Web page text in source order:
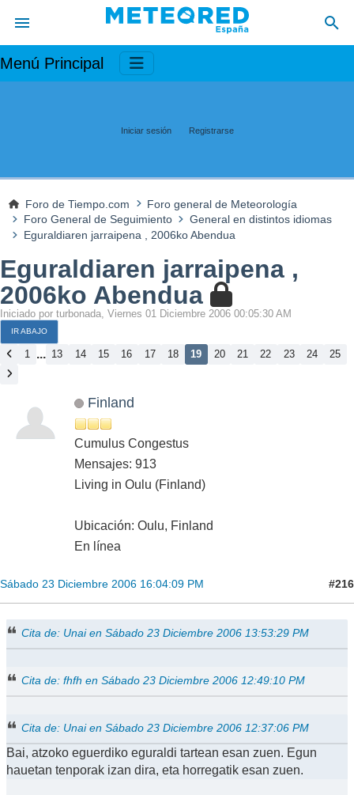
Menú Principal
Iniciar sesión Registrarse
Foro de Tiempo.com
Foro general de Meteorología
Foro General de Seguimiento
General en distintos idiomas
Eguraldiaren jarraipena , 2006ko Abendua
Eguraldiaren jarraipena ,
2006ko Abendua
Iniciado por turbonada, Viernes 01 Diciembre 2006 00:05:30 AM
IR ABAJO
1 ... 13 14 15 16 17 18 19 20 21 22 23 24 25
Finland
Cumulus Congestus
Mensajes: 913
Living in Oulu (Finland)
Ubicación: Oulu, Finland
En línea
Sábado 23 Diciembre 2006 16:04:09 PM #216
Cita de: Unai en Sábado 23 Diciembre 2006 13:53:29 PM
Cita de: fhfh en Sábado 23 Diciembre 2006 12:49:10 PM
Cita de: Unai en Sábado 23 Diciembre 2006 12:37:06 PM
Bai, atzoko eguerdiko eguraldi tartean esan zuen. Egun
hauetan tenporak izan dira, eta horregatik esan zuen.